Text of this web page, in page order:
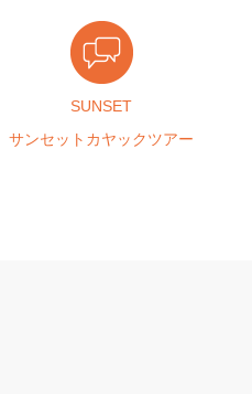
SUNSET
サンセットカヤックツアー